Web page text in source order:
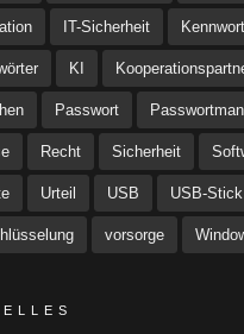
IT-Sicherheit Kennwort
KI
Passwort
Recht Sicherheit
Urteil USB USB-Stick
vorsorge